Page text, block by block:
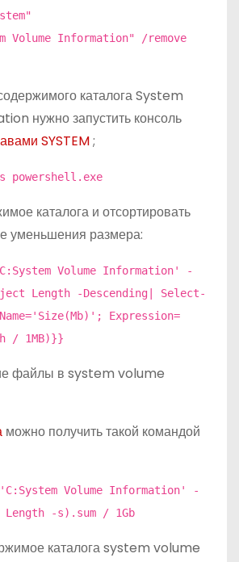
Volume Information" /remove
каталога System
нужно запустить консоль
SYSTEM;
powershell.exe
каталога и отсортировать
уменьшения размера:
Volume Information' -
Length -Descending| Select-
Expression=
/ 1MB)}}
можно получить такой командой
Volume Information' -
-s).sum / 1Gb